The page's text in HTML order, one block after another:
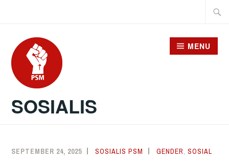
content
SOSIALIS
MENU
SEPTEMBER 24, 2025 SOSIALIS PSM GENDER ,SOSIAL